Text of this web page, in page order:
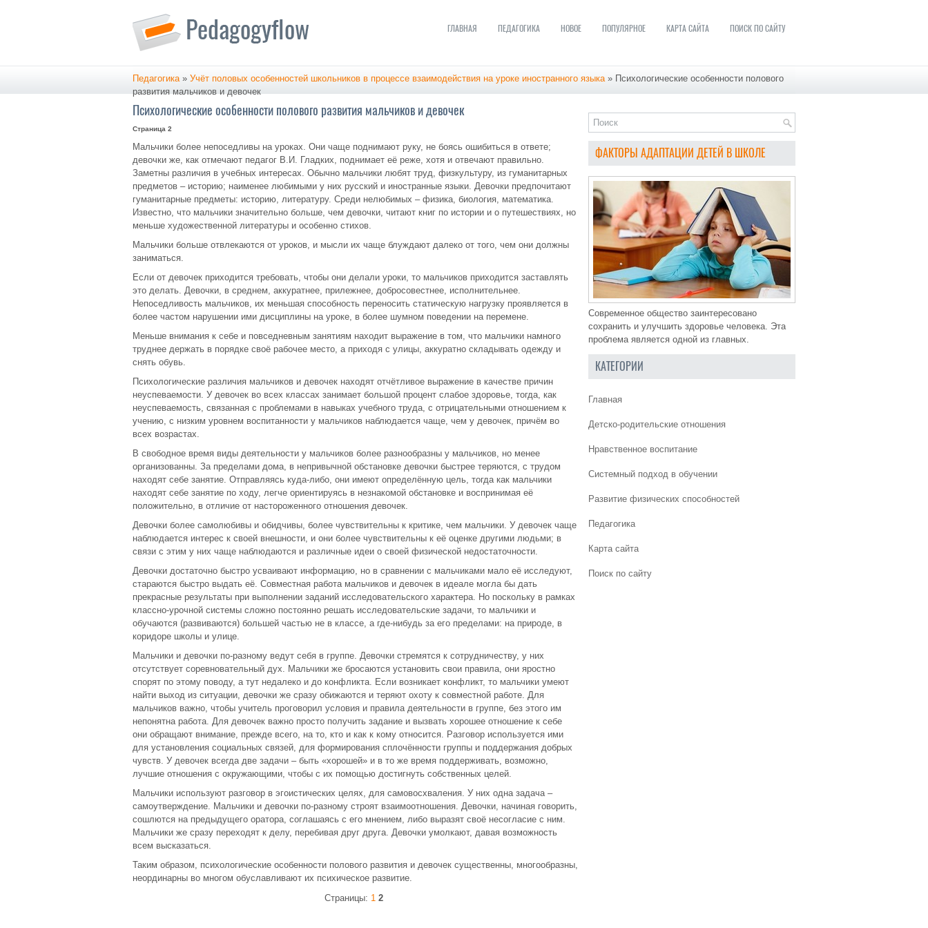
ГЛАВНАЯ ПЕДАГОГИКА НОВОЕ ПОПУЛЯРНОЕ КАРТА САЙТА ПОИСК ПО САЙТУ
Педагогика» Учёт половых особенностей школьников в процессе взаимодействия на уроке иностранного языка» Психологические особенности полового
развития мальчиков и девочек
Психологические особенности полового развития мальчиков и девочек
Страница 2
Мальчики более непоседливы на уроках. Они чаще поднимают руку, не боясь ошибиться в ответе;
девочки же, как отмечают педагог В.И. Гладких, поднимает её реже, хотя и отвечают правильно.
Заметны различия в учебных интересах. Обычно мальчики любят труд, физкультуру, из гуманитарных
предметов – историю; наименее любимыми у них русский и иностранные языки. Девочки предпочитают
гуманитарные предметы: историю, литературу. Среди нелюбимых – физика, биология, математика.
Известно, что мальчики значительно больше, чем девочки, читают книг по истории и о путешествиях, но
меньше художественной литературы и особенно стихов.
Мальчики больше отвлекаются от уроков, и мысли их чаще блуждают далеко от того, чем они должны
заниматься.
Если от девочек приходится требовать, чтобы они делали уроки, то мальчиков приходится заставлять
это делать. Девочки, в среднем, аккуратнее, прилежнее, добросовестнее, исполнительнее.
Непоседливость мальчиков, их меньшая способность переносить статическую нагрузку проявляется в
более частом нарушении ими дисциплины на уроке, в более шумном поведении на перемене.
Меньше внимания к себе и повседневным занятиям находит выражение в том, что мальчики намного
труднее держать в порядке своё рабочее место, а приходя с улицы, аккуратно складывать одежду и
снять обувь.
Психологические различия мальчиков и девочек находят отчётливое выражение в качестве причин
неуспеваемости. У девочек во всех классах занимает большой процент слабое здоровье, тогда, как
неуспеваемость, связанная с проблемами в навыках учебного труда, с отрицательными отношением к
учению, с низким уровнем воспитанности у мальчиков наблюдается чаще, чем у девочек, причём во
всех возрастах.
В свободное время виды деятельности у мальчиков более разнообразны у мальчиков, но менее
организованны. За пределами дома, в непривычной обстановке девочки быстрее теряются, с трудом
находят себе занятие. Отправляясь куда-либо, они имеют определённую цель, тогда как мальчики
находят себе занятие по ходу, легче ориентируясь в незнакомой обстановке и воспринимая её
положительно, в отличие от настороженного отношения девочек.
Девочки более самолюбивы и обидчивы, более чувствительны к критике, чем мальчики. У девочек чаще
наблюдается интерес к своей внешности, и они более чувствительны к её оценке другими людьми; в
связи с этим у них чаще наблюдаются и различные идеи о своей физической недостаточности.
Девочки достаточно быстро усваивают информацию, но в сравнении с мальчиками мало её исследуют,
стараются быстро выдать её. Совместная работа мальчиков и девочек в идеале могла бы дать
прекрасные результаты при выполнении заданий исследовательского характера. Но поскольку в рамках
классно-урочной системы сложно постоянно решать исследовательские задачи, то мальчики и
обучаются (развиваются) большей частью не в классе, а где-нибудь за его пределами: на природе, в
коридоре школы и улице.
Мальчики и девочки по-разному ведут себя в группе. Девочки стремятся к сотрудничеству, у них
отсутствует соревновательный дух. Мальчики же бросаются установить свои правила, они яростно
спорят по этому поводу, а тут недалеко и до конфликта. Если возникает конфликт, то мальчики умеют
найти выход из ситуации, девочки же сразу обижаются и теряют охоту к совместной работе. Для
мальчиков важно, чтобы учитель проговорил условия и правила деятельности в группе, без этого им
непонятна работа. Для девочек важно просто получить задание и вызвать хорошее отношение к себе
они обращают внимание, прежде всего, на то, кто и как к кому относится. Разговор используется ими
для установления социальных связей, для формирования сплочённости группы и поддержания добрых
чувств. У девочек всегда две задачи – быть «хорошей» и в то же время поддерживать, возможно,
лучшие отношения с окружающими, чтобы с их помощью достигнуть собственных целей.
Мальчики используют разговор в эгоистических целях, для самовосхваления. У них одна задача –
самоутверждение. Мальчики и девочки по-разному строят взаимоотношения. Девочки, начиная говорить,
сошлются на предыдущего оратора, соглашаясь с его мнением, либо выразят своё несогласие с ним.
Мальчики же сразу переходят к делу, перебивая друг друга. Девочки умолкают, давая возможность
всем высказаться.
Таким образом, психологические особенности полового развития и девочек существенны, многообразны,
неординарны во многом обуславливают их психическое развитие.
Страницы: 1 2
ФАКТОРЫ АДАПТАЦИИ ДЕТЕЙ В ШКОЛЕ
Современное общество заинтересовано
сохранить и улучшить здоровье человека. Эта
проблема является одной из главных.
КАТЕГОРИИ
Главная
Детско-родительские отношения
Нравственное воспитание
Системный подход в обучении
Развитие физических способностей
Педагогика
Карта сайта
Поиск по сайту